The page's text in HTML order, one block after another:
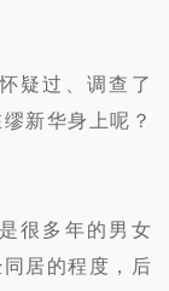
疑过、调查了
新华身上呢？
很多年的男女
居的程度，后